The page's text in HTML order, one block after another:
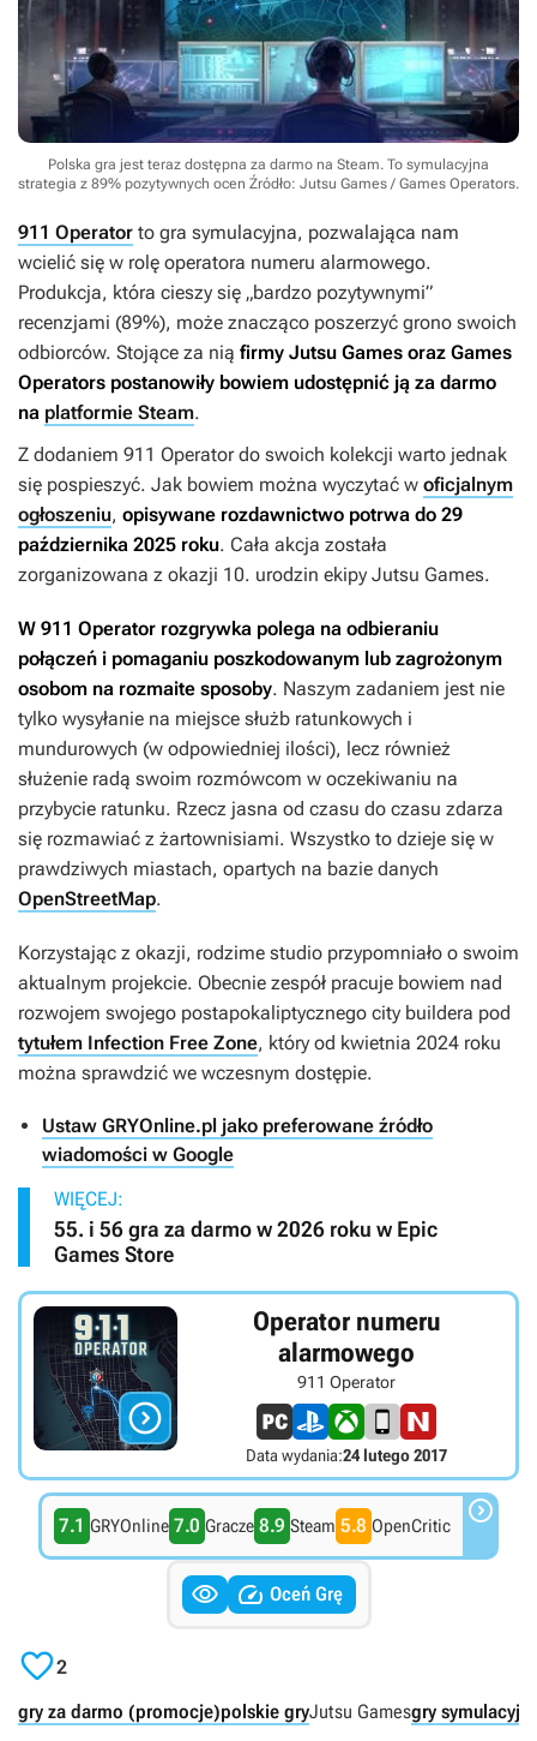
Polska gra jest teraz dostępna za darmo na Steam. To symulacyjna
strategia z 89% pozytywnych ocen Źródło: Jutsu Games / Games Operators.
911 Operator to gra symulacyjna, pozwalająca nam
wcielić się w rolę operatora numeru alarmowego.
Produkcja, która cieszy się „bardzo pozytywnymi”
recenzjami (89%), może znacząco poszerzyć grono swoich
odbiorców. Stojące za nią firmy Jutsu Games oraz Games
Operators postanowiły bowiem udostępnić ją za darmo
na platformie Steam.
Z dodaniem 911 Operatordo swoich kolekcji warto jednak
się pospieszyć. Jak bowiem można wyczytać w oficjalnym
ogłoszeniu, opisywane rozdawnictwo potrwa do 29
października 2025 roku. Cała akcja została
zorganizowana z okazji 10. urodzin ekipy Jutsu Games.
W 911 Operator rozgrywka polega na odbieraniu
połączeń i pomaganiu poszkodowanym lub zagrożonym
osobom na rozmaite sposoby. Naszym zadaniem jest nie
tylko wysyłanie na miejsce służb ratunkowych i
mundurowych (w odpowiedniej ilości), lecz również
służenie radą swoim rozmówcom w oczekiwaniu na
przybycie ratunku. Rzecz jasna od czasu do czasu zdarza
się rozmawiać z żartownisiami. Wszystko to dzieje się w
prawdziwych miastach, opartych na bazie danych
OpenStreetMap.
Korzystając z okazji, rodzime studio przypomniało o swoim
aktualnym projekcie. Obecnie zespół pracuje bowiem nad
rozwojem swojego postapokaliptycznego city buildera pod
tytułem Infection Free Zone, który od kwietnia 2024 roku
można sprawdzić we wczesnym dostępie.
Ustaw GRYOnline.pl jako preferowane źródło
wiadomości w Google
WIĘCEJ:
55. i 56 gra za darmo w 2026 roku w Epic
Games Store

Operator numeru
alarmowego
911 Operator
Data wydania:24 lutego 2017
7.1 GRYOnline 7.0 Gracze 8.9 Steam 5.8 OpenCritic 
  Oceń Grę
2
gry za darmo (promocje)polskie gryJutsu Gamesgry